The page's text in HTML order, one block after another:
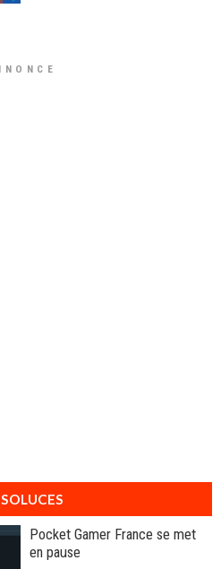
Pocket Gamer France se met
en pause